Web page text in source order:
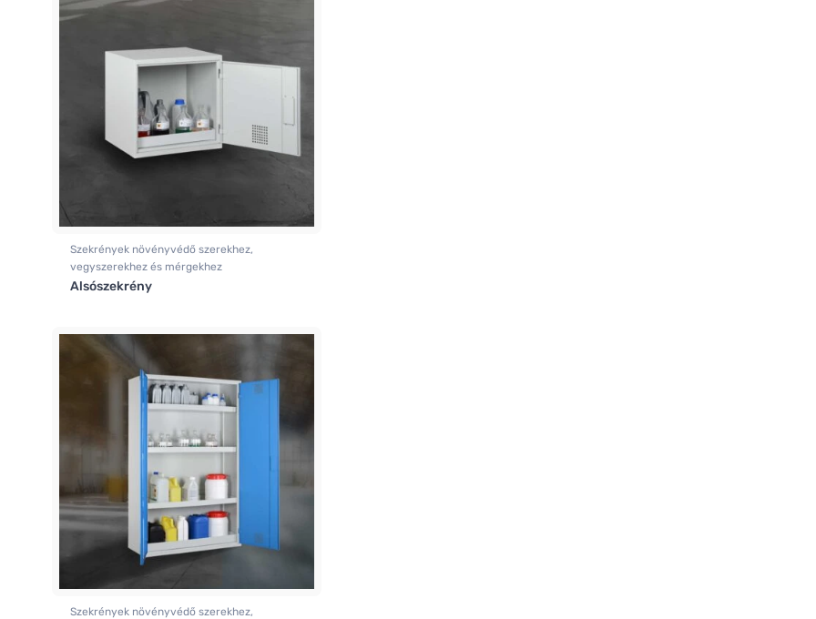
Szekrények növényvédő szerekhez,
vegyszerekhez és mérgekhez
Alsószekrény
Szekrények növényvédő szerekhez,